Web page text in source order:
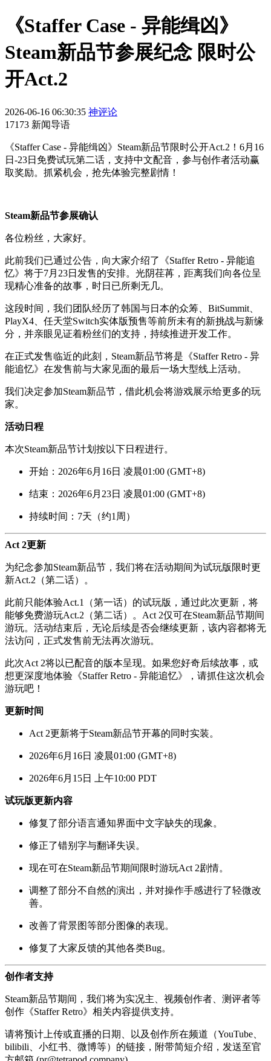
《Staffer Case - 异能缉凶》
Steam新品节参展纪念 限时公
开Act.2
2026-06-16 06:30:35 神评论
17173 新闻导语
《Staffer Case - 异能缉凶》Steam新品节限时公开Act.2！6月16
日-23日免费试玩第二话，支持中文配音，参与创作者活动赢
取奖励。抓紧机会，抢先体验完整剧情！
Steam新品节参展确认
各位粉丝，大家好。
此前我们已通过公告，向大家介绍了《Staffer Retro - 异能追
忆》将于7月23日发售的安排。光阴荏苒，距离我们向各位呈
现精心准备的故事，时日已所剩无几。
这段时间，我们团队经历了韩国与日本的众筹、BitSummit、
PlayX4、任天堂Switch实体版预售等前所未有的新挑战与新缘
分，并亲眼见证着粉丝们的支持，持续推进开发工作。
在正式发售临近的此刻，Steam新品节将是《Staffer Retro - 异
能追忆》在发售前与大家见面的最后一场大型线上活动。
我们决定参加Steam新品节，借此机会将游戏展示给更多的玩
家。
活动日程
本次Steam新品节计划按以下日程进行。
开始：2026年6月16日 凌晨01:00 (GMT+8)
结束：2026年6月23日 凌晨01:00 (GMT+8)
持续时间：7天（约1周）
Act 2更新
为纪念参加Steam新品节，我们将在活动期间为试玩版限时更
新Act.2（第二话）。
此前只能体验Act.1（第一话）的试玩版，通过此次更新，将
能够免费游玩Act.2（第二话）。Act 2仅可在Steam新品节期间
游玩。活动结束后，无论后续是否会继续更新，该内容都将无
法访问，正式发售前无法再次游玩。
此次Act 2将以已配音的版本呈现。如果您好奇后续故事，或
想更深度地体验《Staffer Retro - 异能追忆》，请抓住这次机会
游玩吧！
更新时间
Act 2更新将于Steam新品节开幕的同时实装。
2026年6月16日 凌晨01:00 (GMT+8)
2026年6月15日 上午10:00 PDT
试玩版更新内容
修复了部分语言通知界面中文字缺失的现象。
修正了错别字与翻译失误。
现在可在Steam新品节期间限时游玩Act 2剧情。
调整了部分不自然的演出，并对操作手感进行了轻微改
善。
改善了背景图等部分图像的表现。
修复了大家反馈的其他各类Bug。
创作者支持
Steam新品节期间，我们将为实况主、视频创作者、测评者等
创作《Staffer Retro》相关内容提供支持。
请将预计上传或直播的日期、以及创作所在频道（YouTube、
bilibili、小红书、微博等）的链接，附带简短介绍，发送至官